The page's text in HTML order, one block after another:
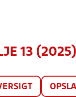
13 (2025)